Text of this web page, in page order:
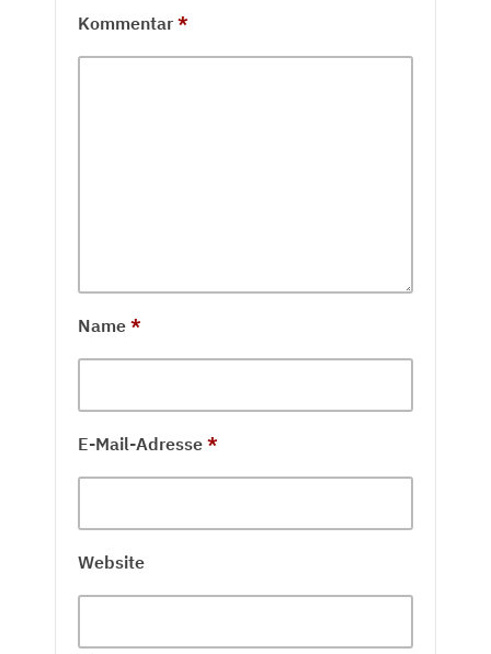
Kommentar *
Name *
E-Mail-Adresse *
Website